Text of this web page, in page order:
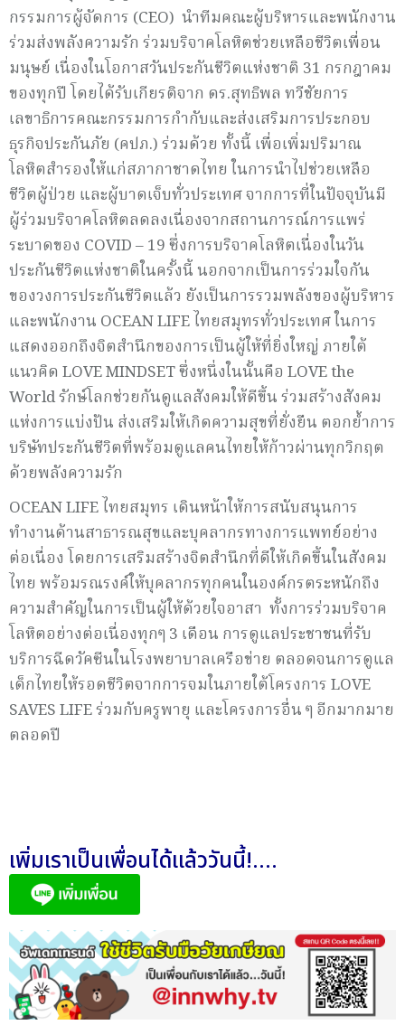
กรรมการผู้จัดการ (CEO) นำทีมคณะผู้บริหารและพนักงาน
ร่วมส่งพลังความรัก ร่วมบริจาคโลหิตช่วยเหลือชีวิตเพื่อน
มนุษย์ เนื่องในโอกาสวันประกันชีวิตแห่งชาติ 31 กรกฎาคม
ของทุกปี โดยได้รับเกียรติจาก ดร.สุทธิพล ทวีชัยการ
เลขาธิการคณะกรรมการกำกับและส่งเสริมการประกอบ
ธุรกิจประกันภัย (คปภ.) ร่วมด้วย ทั้งนี้ เพื่อเพิ่มปริมาณ
โลหิตสำรองให้แก่สภากาชาดไทย ในการนำไปช่วยเหลือ
ชีวิตผู้ป่วย และผู้บาดเจ็บทั่วประเทศ จากการที่ในปัจจุบันมี
ผู้ร่วมบริจาคโลหิตลดลงเนื่องจากสถานการณ์การแพร่
ระบาดของ COVID – 19 ซึ่งการบริจาคโลหิตเนื่องในวัน
ประกันชีวิตแห่งชาติในครั้งนี้ นอกจากเป็นการร่วมใจกัน
ของวงการประกันชีวิตแล้ว ยังเป็นการรวมพลังของผู้บริหาร
และพนักงาน OCEAN LIFE ไทยสมุทรทั่วประเทศ ในการ
แสดงออกถึงจิตสำนึกของการเป็นผู้ให้ที่ยิ่งใหญ่ ภายใต้
แนวคิด LOVE MINDSET ซึ่งหนึ่งในนั้นคือ LOVE the
World รักษ์โลกช่วยกันดูแลสังคมให้ดีขึ้น ร่วมสร้างสังคม
แห่งการแบ่งปัน ส่งเสริมให้เกิดความสุขที่ยั่งยืน ตอกย้ำการ
บริษัทประกันชีวิตที่พร้อมดูแลคนไทยให้ก้าวผ่านทุกวิกฤต
ด้วยพลังความรัก
OCEAN LIFE ไทยสมุทร เดินหน้าให้การสนับสนุนการ
ทำงานด้านสาธารณสุขและบุคลากรทางการแพทย์อย่าง
ต่อเนื่อง โดยการเสริมสร้างจิตสำนึกที่ดีให้เกิดขึ้นในสังคม
ไทย พร้อมรณรงค์ให้บุคลากรทุกคนในองค์กรตระหนักถึง
ความสำคัญในการเป็นผู้ให้ด้วยใจอาสา ทั้งการร่วมบริจาค
โลหิตอย่างต่อเนื่องทุกๆ 3 เดือน การดูแลประชาชนที่รับ
บริการฉีดวัคซีนในโรงพยาบาลเครือข่าย ตลอดจนการดูแล
เด็กไทยให้รอดชีวิตจากการจมในภายใต้โครงการ LOVE
SAVES LIFE ร่วมกับครูพายุ และโครงการอื่น ๆ อีกมากมาย
ตลอดปี
เพิ่มเราเป็นเพื่อนได้แล้ววันนี้!....